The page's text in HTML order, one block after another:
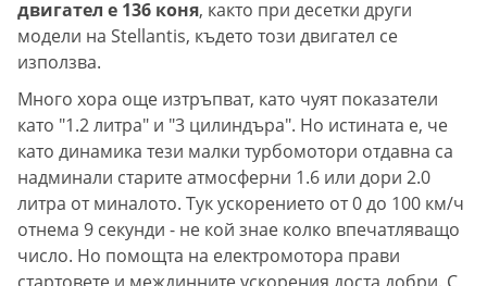
двигател е 136 коня, както при десетки други
модели на Stellantis, където този двигател се
използва.
Много хора още изтръпват, като чуят показатели
като "1.2 литра" и "3 цилиндъра". Но истината е, че
като динамика тези малки турбомотори отдавна са
надминали старите атмосферни 1.6 или дори 2.0
литра от миналото. Тук ускорението от 0 до 100 км/ч
отнема 9 секунди - не кой знае колко впечатляващо
число. Но помощта на електромотора прави